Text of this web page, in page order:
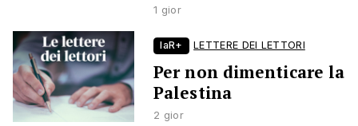
1 gior
laR+ LETTERE DEI LETTORI
Per non dimenticare la
Palestina
2 gior